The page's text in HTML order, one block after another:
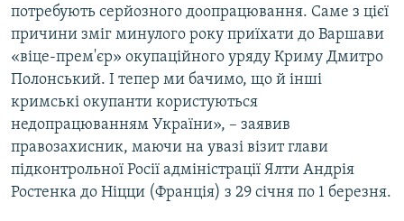
потребують серйозного доопрацювання. Саме з цієї
причини зміг минулого року приїхати до Варшави
«віце-прем'єр» окупаційного уряду Криму Дмитро
Полонський. І тепер ми бачимо, що й інші
кримські окупанти користуються
недопрацюванням України», – заявив
правозахисник, маючи на увазі візит глави
підконтрольної Росії адміністрації Ялти Андрія
Ростенка до Ніцци (Франція) з 29 січня по 1 березня.